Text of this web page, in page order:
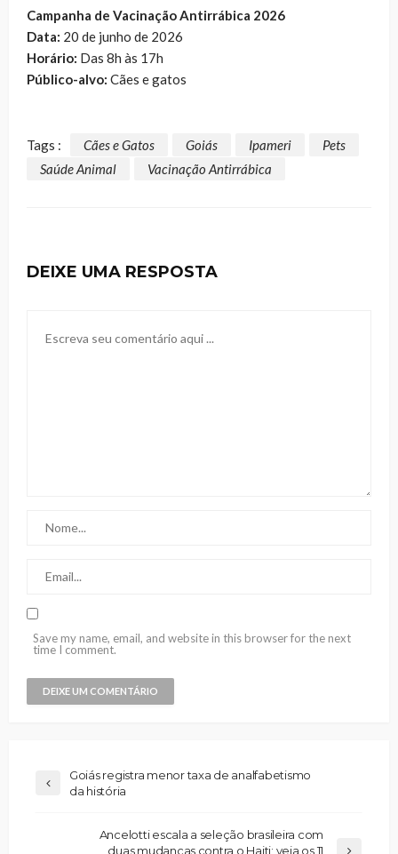
Campanha de Vacinação Antirrábica 2026
Data: 20 de junho de 2026
Horário: Das 8h às 17h
Público-alvo: Cães e gatos
Tags : Cães e Gatos Goiás Ipameri
Pets
Saúde Animal
Vacinação Antirrábica
DEIXE UMA RESPOSTA
Save my name, email, and website in this browser for the next
time I comment.
Goiás registra menor taxa de analfabetismo
da história
Ancelotti escala a seleção brasileira com
duas mudanças contra o Haiti; veja os 11